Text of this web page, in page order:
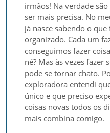
irmãos! Na verdade
ser mais precisa. No
já nasce sabendo o
organizado. Cada um
conseguimos fazer
né? Mas às vezes fazer
pode se tornar chato.
exploradora entendi
único e que preciso
coisas novas todos os
mais combina comigo.